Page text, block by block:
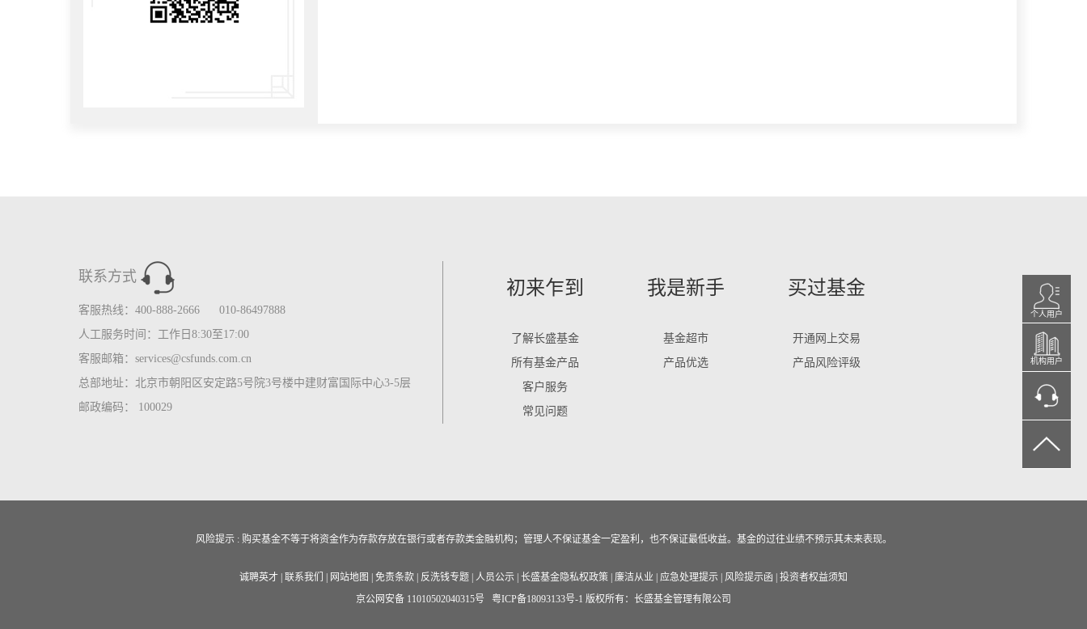
联系方式
客服热线：400-888-2666 010-86497888
人工服务时间：工作日8:30至17:00
客服邮箱：services@csfunds.com.cn
总部地址：北京市朝阳区安定路5号院3号楼中建财富国际中心3-5层
邮政编码： 100029
初来乍到
了解长盛基金
所有基金产品
客户服务
常见问题
我是新手
基金超市
产品优选
买过基金
开通网上交易
产品风险评级
风险提示 : 购买基金不等于将资金作为存款存放在银行或者存款类金融机构；管理人不保证基金一定盈利，也不保证最低收益。基金的过往业绩不预示其未来表现。
诚聘英才 联系我们 网站地图 免责条款 反洗钱专题 人员公示 长盛基金隐私权政策 廉洁从业 应急处理提示 风险提示函
投资者权益须知
京公网安备 11010502040315号
粤ICP备18093133号-1 版权所有：长盛基金管理有限公司
个人用户
机构用户